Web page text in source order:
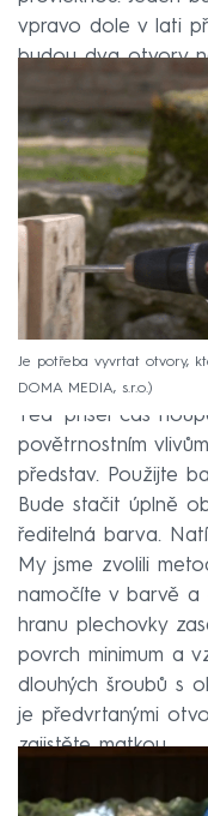
vpravo dole v lati
budou dva otvory
Je potřeba vyvrtat otvory,
DOMA MEDIA, s.r.o.
Teď přišel čas
povětrnostním
představ. Použijte
Bude stačit úplně
ředitelná barva.
My jsme zvolili
namočíte v barvě a
hranu plechovky
povrch minimum a
dlouhých šroubů s
je předvrtanými
zajistěte matkou.